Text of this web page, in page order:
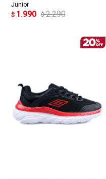
Junior
$ 1.990 $ 2.290